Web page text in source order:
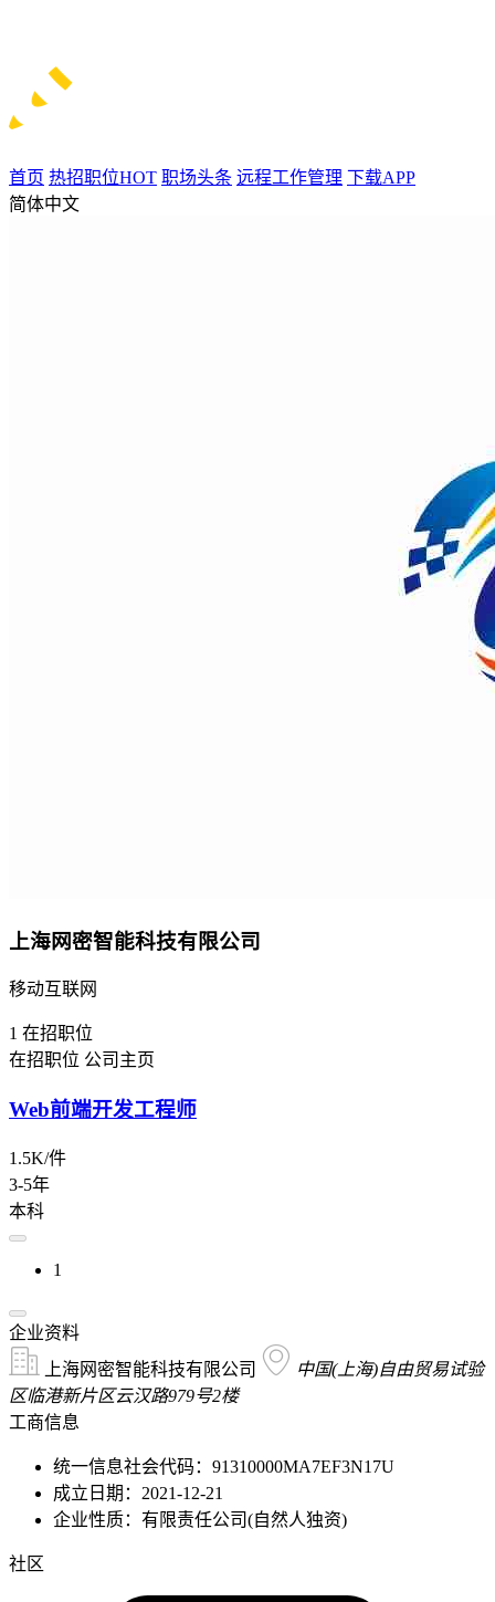
首页 热招职位HOT 职场头条 远程工作管理 下载APP
简体中文
上海网密智能科技有限公司
移动互联网
1 在招职位
在招职位 公司主页
Web前端开发工程师
1.5K/件
3-5年
本科
1
企业资料
上海网密智能科技有限公司
中国(上海)自由贸易试验
区临港新片区云汉路979号2楼
工商信息
统一信息社会代码：91310000MA7EF3N17U
成立日期：2021-12-21
企业性质：有限责任公司(自然人独资)
社区